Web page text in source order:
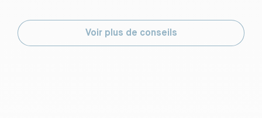
Voir plus de conseils